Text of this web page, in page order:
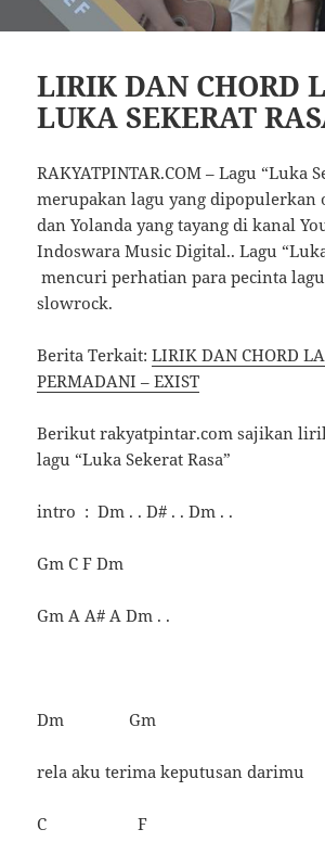
LIRIK DAN CHORD
LUKA SEKERAT
RAKYATPINTAR.COM – Lagu “Luka
merupakan lagu yang dipopulerkan
dan Yolanda yang tayang di kanal
Indoswara Music Digital.. Lagu
mencuri perhatian para pecinta
slowrock.
Berita Terkait:LIRIK DAN CHORD
PERMADANI – EXIST
Berikut rakyatpintar.com sajikan
lagu “Luka Sekerat Rasa”
intro : Dm . . D# . . Dm . .
Gm C F Dm
Gm A A# A Dm . .
Dm Gm
rela aku terima keputusan darimu
C F